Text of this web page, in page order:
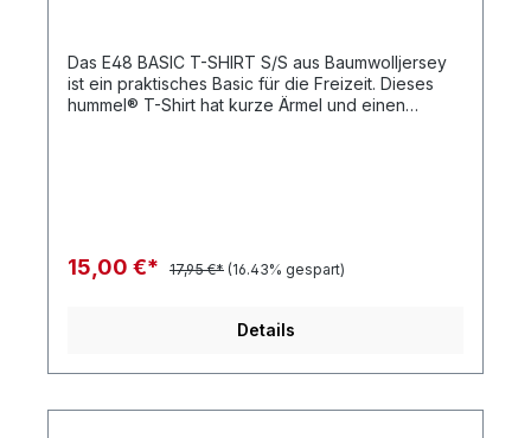
Das E48 BASIC T-SHIRT S/S aus Baumwolljersey
ist ein praktisches Basic für die Freizeit. Dieses
hummel® T-Shirt hat kurze Ärmel und einen
15,00 €* 17,95 €* (16.43% gespart)
Details